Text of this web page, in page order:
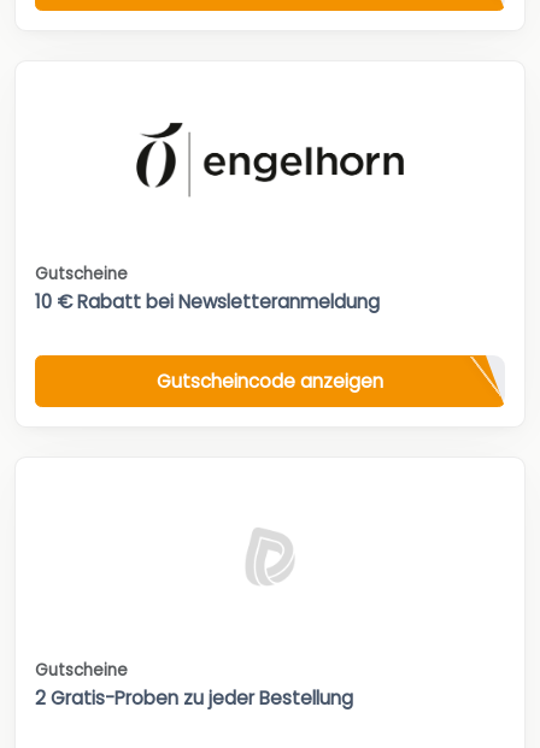
Gutscheine
10 € Rabatt bei Newsletteranmeldung
Gutscheincode anzeigen
Gutscheine
2 Gratis-Proben zu jeder Bestellung